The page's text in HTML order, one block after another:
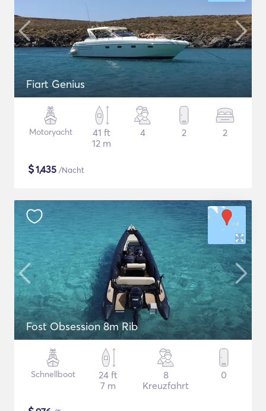
Fiart Genius
Motoryacht
41 ft
12 m
4 2 2
$1,435 /Nacht
Fost Obsession 8m Rib
Schnellboot
24 ft
7 m
8
Kreuzfahrt
0